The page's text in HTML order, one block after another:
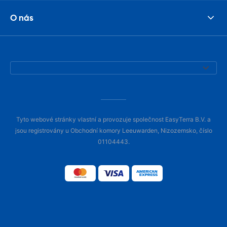
O nás
Tyto webové stránky vlastní a provozuje společnost EasyTerra B.V. a
jsou registrovány u Obchodní komory Leeuwarden, Nizozemsko, číslo
01104443.